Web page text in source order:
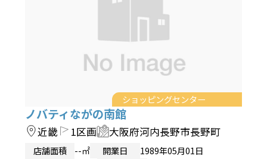
ショッピングセンター
ノバティながの南館
近畿 1区画 大阪府河内長野市長野町
店舗面積 --㎡ 開業日
1989年05月01日